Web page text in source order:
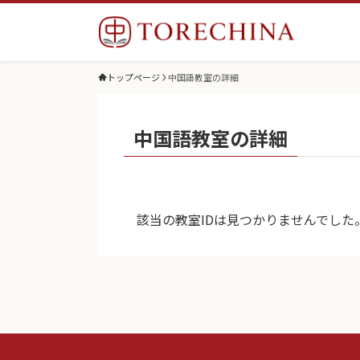
トップページ 中国語教室の詳細
中国語教室の詳細
該当の教室IDは見つかりませんでした。